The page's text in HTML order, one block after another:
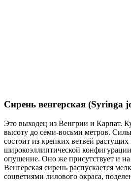
Сирень венгерская (Syringa
Это выходец из Венгрии и Карпат.
высоту до семи-восьми метров.
состоит из крепких ветвей
широкоэллиптической
опушение. Оно же присутствует и
Венгерская сирень распускается
соцветиями лилового окраса,